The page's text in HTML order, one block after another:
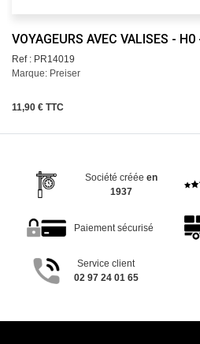
VOYAGEURS AVEC VALISES - H0
Ref : PR14019
Marque: Preiser
11,90 € TTC
Société créée en
1937
Paiement sécurisé
Service client
02 97 24 01 65